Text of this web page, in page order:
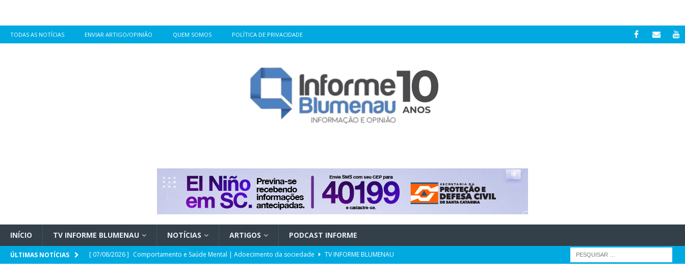
TODAS AS NOTÍCIAS ENVIAR ARTIGO/OPINIÃO QUEM SOMOS POLÍTICA DE PRIVACIDADE
INÍCIO TV INFORME BLUMENAU NOTÍCIAS ARTIGOS PODCAST INFORME
ÚLTIMAS NOTÍCIAS [ 07/08/2026 ] Comportamento e Saúde Mental | Adoecimento da sociedade
TV INFORME BLUMENAU